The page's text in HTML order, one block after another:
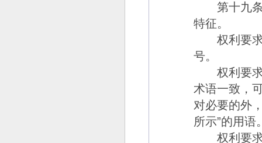
第十九
特征。
权利要求
号。
权利要求
术语一致，
对必要的外
所示”的用语
权利要求